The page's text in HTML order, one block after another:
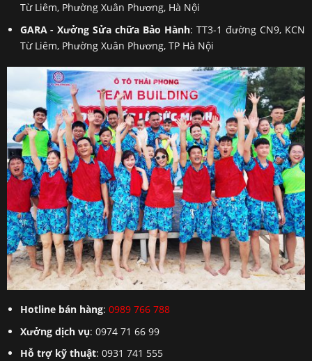
Từ Liêm, Phường Xuân Phương, Hà Nội
GARA - Xưởng Sửa chữa Bảo Hành: TT3-1 đường CN9, KCN
Từ Liêm, Phường Xuân Phương, TP Hà Nội
Hotline bán hàng: 0989 766 788
Xưởng dịch vụ: 0974 71 66 99
Hỗ trợ kỹ thuật: 0931 741 555